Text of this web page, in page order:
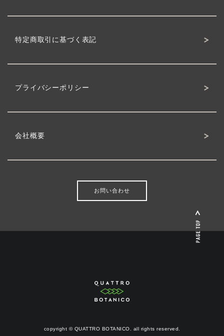
特定商取引に基づく表記
プライバシーポリシー
会社概要
お問い合わせ
copyright © QUATTRO BOTANICO. all rights reserved.